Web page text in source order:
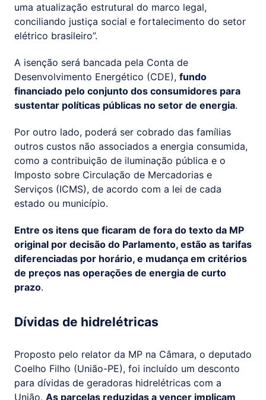
uma atualização estrutural do marco legal,
conciliando justiça social e fortalecimento do setor
elétrico brasileiro”.
A isenção será bancada pela Conta de
Desenvolvimento Energético (CDE), fundo
financiado pelo conjunto dos consumidores para
sustentar políticas públicas no setor de energia.
Por outro lado, poderá ser cobrado das famílias
outros custos não associados a energia consumida,
como a contribuição de iluminação pública e o
Imposto sobre Circulação de Mercadorias e
Serviços (ICMS), de acordo com a lei de cada
estado ou município.
Entre os itens que ficaram de fora do texto da MP
original por decisão do Parlamento, estão as tarifas
diferenciadas por horário, e mudança em critérios
de preços nas operações de energia de curto
prazo.
Dívidas de hidrelétricas
Proposto pelo relator da MP na Câmara, o deputado
Coelho Filho (União-PE), foi incluído um desconto
para dívidas de geradoras hidrelétricas com a
União. As parcelas reduzidas a vencer implicam